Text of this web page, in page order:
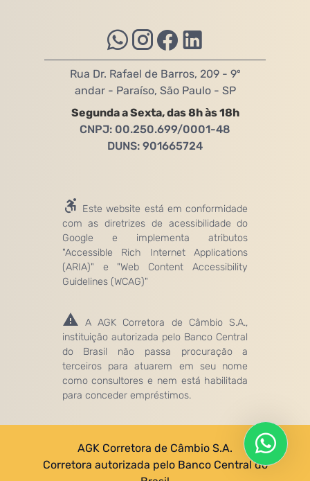
Rua Dr. Rafael de Barros, 209 - 9º
andar - Paraíso, São Paulo - SP
Segunda a Sexta, das 8h às 18h
CNPJ: 00.250.699/0001-48
DUNS: 901665724
Este website está em conformidade
com as diretrizes de acessibilidade do
Google e implementa atributos
"Accessible Rich Internet Applications
(ARIA)" e "Web Content Accessibility
Guidelines (WCAG)"
A AGK Corretora de Câmbio S.A.,
instituição autorizada pelo Banco Central
do Brasil não passa procuração a
terceiros para atuarem em seu nome
como consultores e nem está habilitada
para conceder empréstimos.
AGK Corretora de Câmbio S.A.
Corretora autorizada pelo Banco Central do